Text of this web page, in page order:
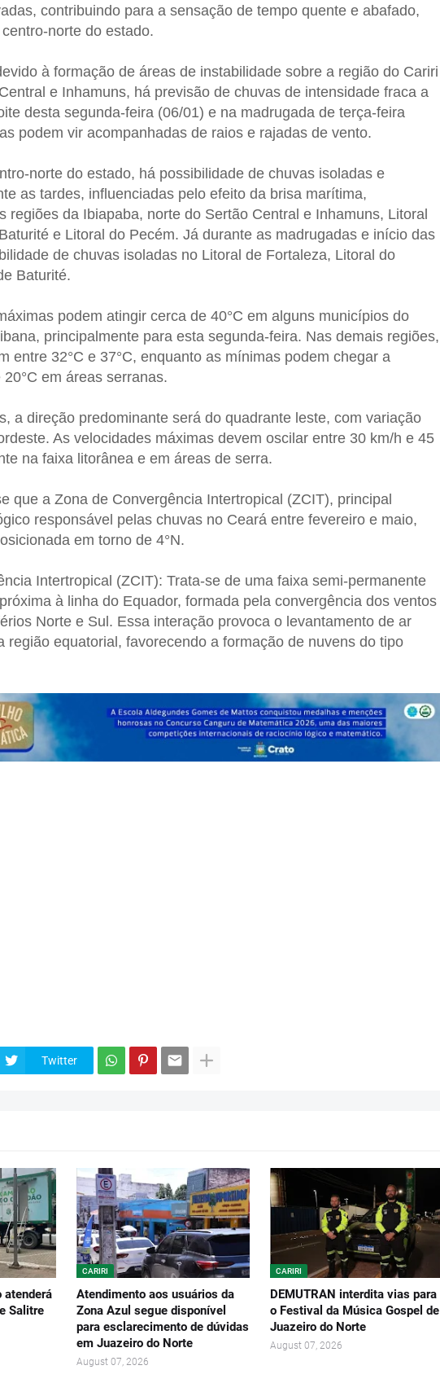
contribuindo para a sensação de tempo quente e abafado,
norte do estado.
à formação de áreas de instabilidade sobre a região do Cariri
e Inhamuns, há previsão de chuvas de intensidade fraca a
desta segunda-feira (06/01) e na madrugada de terça-feira
podem vir acompanhadas de raios e rajadas de vento.
norte do estado, há possibilidade de chuvas isoladas e
as tardes, influenciadas pelo efeito da brisa marítima,
regiões da Ibiapaba, norte do Sertão Central e Inhamuns, Litoral
e Litoral do Pecém. Já durante as madrugadas e início das
de chuvas isoladas no Litoral de Fortaleza, Litoral do
Baturité.
podem atingir cerca de 40°C em alguns municípios do
principalmente para esta segunda-feira. Nas demais regiões,
entre 32°C e 37°C, enquanto as mínimas podem chegar a
em áreas serranas.
a direção predominante será do quadrante leste, com variação
As velocidades máximas devem oscilar entre 30 km/h e 45
na faixa litorânea e em áreas de serra.
que a Zona de Convergência Intertropical (ZCIT), principal
responsável pelas chuvas no Ceará entre fevereiro e maio,
em torno de 4°N.
Intertropical (ZCIT): Trata-se de uma faixa semi-permanente
à linha do Equador, formada pela convergência dos ventos
Norte e Sul. Essa interação provoca o levantamento de ar
região equatorial, favorecendo a formação de nuvens do tipo
Twitter
atenderá
Salitre
CARIRI
Atendimento aos usuários da
Zona Azul segue disponível
para esclarecimento de dúvidas
em Juazeiro do Norte
August 07, 2026
CARIRI
DEMUTRAN interdita vias para
o Festival da Música Gospel de
Juazeiro do Norte
August 07, 2026